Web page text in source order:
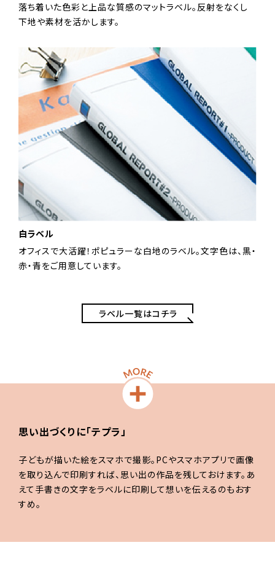
落ち着いた色彩と上品な質感のマットラベル。反射をなくし
下地や素材を活かします。
白ラベル
オフィスで大活躍！ポピュラーな白地のラベル。文字色は、黒・
赤・青をご用意しています。
ラベル一覧はコチラ
思い出づくりに「テプラ」
子どもが描いた絵をスマホで撮影。PCやスマホアプリで画像
を取り込んで印刷すれば、思い出の作品を残しておけます。あ
えて手書きの文字をラベルに印刷して想いを伝えるのもおす
すめ。